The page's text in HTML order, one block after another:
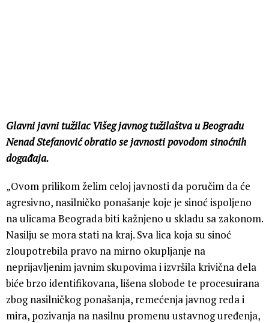
Glavni javni tužilac Višeg javnog tužilaštva u Beogradu
Nenad Stefanović obratio se javnosti povodom sinoćnih
događaja.
„Ovom prilikom želim celoj javnosti da poručim da će
agresivno, nasilničko ponašanje koje je sinoć ispoljeno
na ulicama Beograda biti kažnjeno u skladu sa zakonom.
Nasilju se mora stati na kraj. Sva lica koja su sinoć
zloupotrebila pravo na mirno okupljanje na
neprijavljenim javnim skupovima i izvršila krivična dela
biće brzo identifikovana, lišena slobode te procesuirana
zbog nasilničkog ponašanja, remećenja javnog reda i
mira, pozivanja na nasilnu promenu ustavnog uređenja,